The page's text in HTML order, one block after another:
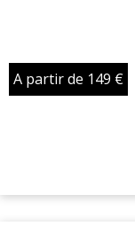
A partir de 149 €